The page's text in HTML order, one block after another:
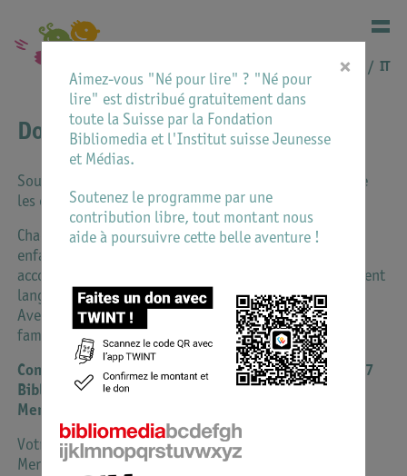
FR IT
Donations
Soutenez Né pour lire pour une égalité de chance entre
les enfants !
Chacun.e peut soutenir le projet : pour que tous les
enfants de Suisse grandissent avec des livres et soient
accompagnés de manière idéale dans leur développement
langagier, nous avons besoin de votre aide.
Avec un don de 80 francs, nous pouvons offrir à 10
familles un coffret de livres pour leurs enfants.
Compte de dons : CCP CH38 0900 0000 3000 0057 7
Bibliomedia Suisse
Mention : Né pour lire
Votre don est déductible des impôts.
Merci beaucoup !
×
Aimez-vous "Né pour lire" ? "Né pour
lire" est distribué gratuitement dans
toute la Suisse par la Fondation
Bibliomedia et l'Institut suisse Jeunesse
et Médias.
Soutenez le programme par une
contribution libre, tout montant nous
aide à poursuivre cette belle aventure !